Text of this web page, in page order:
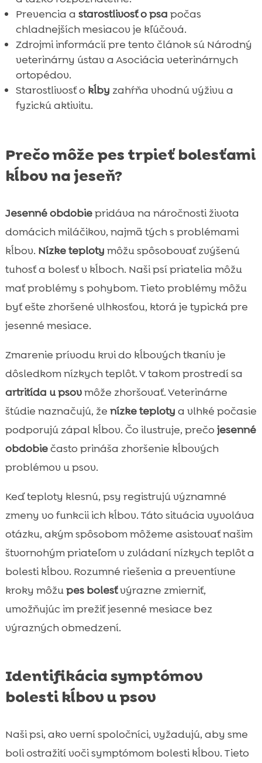
 Kĺbové choroby, ktoré sa môžu zhoršiť v
chladnom počasí
Úloha prípravkov na kĺby v prevencii
bolesti
Domáce ošetrenia na zmiernenie bolesti
kĺbov u psov
Záver
FAQ
Prevencia a starostlivosť o psa počas
chladnejších mesiacov je kľúčová.
Zdrojmi informácií pre tento článok sú Národný
veterinárny ústav a Asociácia veterinárnych
ortopédov.
Starostlivosť o kĺby zahŕňa vhodnú výživu a
fyzickú aktivitu.
Prečo môže pes trpieť bolesťami
kĺbov na jeseň?
Jesenné obdobiepridáva na náročnosti života
domácich miláčikov, najmä tých s problémami
kĺbov. Nízke teploty môžu spôsobovať zvýšenú
tuhosť a bolesť v kĺboch. Naši psí priatelia môžu
mať problémy s pohybom. Tieto problémy môžu
byť ešte zhoršené vlhkosťou, ktorá je typická pre
jesenné mesiace.
Zmarenie prívodu krvi do kĺbových tkanív je
dôsledkom nízkych teplôt. V takom prostredí sa
artritída u psovmôže zhoršovať. Veterinárne
štúdie naznačujú, že nízke teploty a vlhké počasie
podporujú zápal kĺbov. Čo ilustruje, prečo jesenné
obdobiečasto prináša zhoršenie kĺbových
problémov u psov.
Keď teploty klesnú, psy registrujú významné
zmeny vo funkcii ich kĺbov. Táto situácia vyvoláva
otázku, akým spôsobom môžeme asistovať našim
štvornohým priateľom v zvládaní nízkych teplôt a
bolesti kĺbov. Rozumné riešenia a preventívne
kroky môžupes bolesťvýrazne zmierniť,
umožňujúc im prežiť jesenné mesiace bez
výrazných obmedzení.
Identifikácia symptómov
bolesti kĺbov u psov
Naši psi, ako verní spoločníci, vyžadujú, aby sme
boli ostražití voči symptómom bolesti kĺbov. Tieto